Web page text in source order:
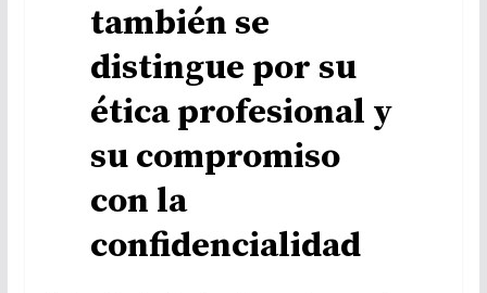
también se
distingue por su
ética profesional y
su compromiso
con la
confidencialidad